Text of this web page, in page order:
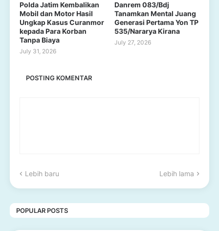
Polda Jatim Kembalikan
Mobil dan Motor Hasil
Ungkap Kasus Curanmor
kepada Para Korban
Tanpa Biaya
July 31, 2026
Danrem 083/Bdj
Tanamkan Mental Juang
Generasi Pertama Yon TP
535/Nararya Kirana
July 27, 2026
POSTING KOMENTAR
Lebih baru Lebih lama
POPULAR POSTS